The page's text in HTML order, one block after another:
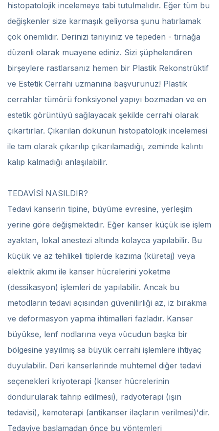
histopatolojik incelemeye tabi tutulmalıdır. Eğer tüm bu
değişkenler size karmaşık geliyorsa şunu hatırlamak
çok önemlidir. Derinizi tanıyınız ve tepeden - tırnağa
düzenli olarak muayene ediniz. Sizi şüphelendiren
birşeylere rastlarsanız hemen bir Plastik Rekonstrüktif
ve Estetik Cerrahi uzmanına başvurunuz! Plastik
cerrahlar tümörü fonksiyonel yapıyı bozmadan ve en
estetik görüntüyü sağlayacak şekilde cerrahi olarak
çıkartırlar. Çıkarılan dokunun histopatolojik incelemesi
ile tam olarak çıkarılıp çıkarılamadığı, zeminde kalıntı
kalıp kalmadığı anlaşılabilir.
TEDAVİSİ NASILDIR?
Tedavi kanserin tipine, büyüme evresine, yerleşim
yerine göre değişmektedir. Eğer kanser küçük ise işlem
ayaktan, lokal anestezi altında kolayca yapılabilir. Bu
küçük ve az tehlikeli tiplerde kazıma (küretaj) veya
elektrik akımı ile kanser hücrelerini yoketme
(dessikasyon) işlemleri de yapılabilir. Ancak bu
metodların tedavi açısından güvenilirliği az, iz bırakma
ve deformasyon yapma ihtimalleri fazladır. Kanser
büyükse, lenf nodlarına veya vücudun başka bir
bölgesine yayılmış sa büyük cerrahi işlemlere ihtiyaç
duyulabilir. Deri kanserlerinde muhtemel diğer tedavi
seçenekleri kriyoterapi (kanser hücrelerinin
dondurularak tahrip edilmesi), radyoterapi (ışın
tedavisi), kemoterapi (antikanser ilaçların verilmesi)'dir.
Tedaviye başlamadan önce bu yöntemleri